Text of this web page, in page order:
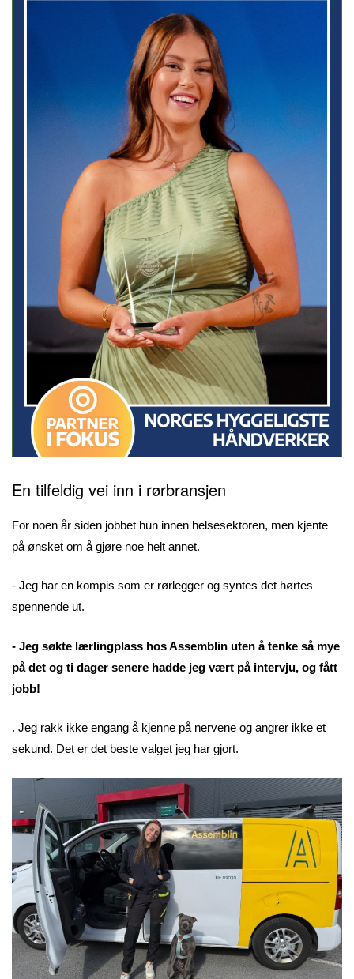
En tilfeldig vei inn i rørbransjen
For noen år siden jobbet hun innen helsesektoren, men kjente
på ønsket om å gjøre noe helt annet.
- Jeg har en kompis som er rørlegger og syntes det hørtes
spennende ut.
- Jeg søkte lærlingplass hos Assemblin uten å tenke så mye
på det og ti dager senere hadde jeg vært på intervju, og fått
jobb!
. Jeg rakk ikke engang å kjenne på nervene og angrer ikke et
sekund. Det er det beste valget jeg har gjort.